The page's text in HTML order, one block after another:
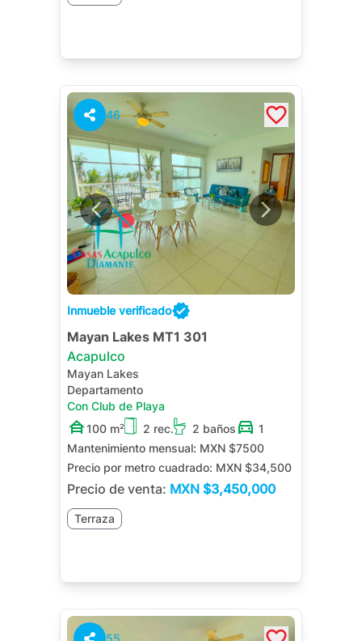
46
Inmueble verificado
Mayan Lakes MT1 301
Acapulco
Mayan Lakes
Departamento
Con Club de Playa
100 m²
2 rec. 2 baños
1
Mantenimiento mensual: MXN $7500
Precio por metro cuadrado: MXN $34,500
Precio de venta: MXN $3,450,000
Terraza
55